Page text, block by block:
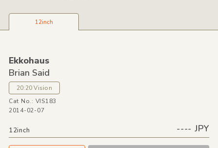
12inch
Ekkohaus
Brian Said
20:20 Vision
Cat No.: VIS183
2014-02-07
12inch ---- JPY